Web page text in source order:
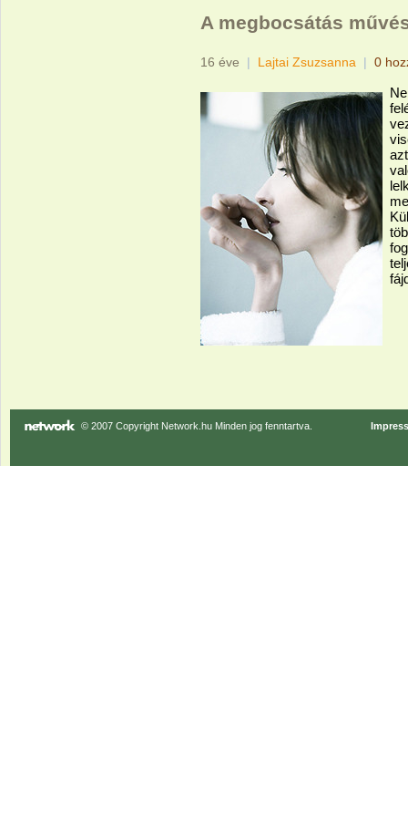
A megbocsátás
16 éve | Lajtai Zsuzsanna | 0
© 2007 Copyright Network.hu Minden jog fenntartva.